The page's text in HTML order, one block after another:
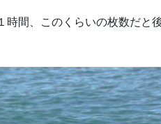
間、このくらいの枚数だと